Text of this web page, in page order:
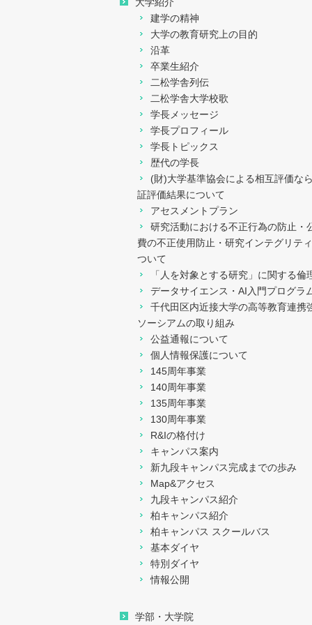
建学の精神
大学の教育研究上の目的
沿革
卒業生紹介
二松学舎列伝
二松学舎大学校歌
学長メッセージ
学長プロフィール
学長トピックス
歴代の学長
(財)大学基準協会による相互評価な
証評価結果について
アセスメントプラン
研究活動における不正行為の防止・
費の不正使用防止・研究インテグリテ
ついて
「人を対象とする研究」に関する倫
データサイエンス・AI入門プログラ
千代田区内近接大学の高等教育連携
ソーシアムの取り組み
公益通報について
個人情報保護について
145周年事業
140周年事業
135周年事業
130周年事業
R&Iの格付け
キャンパス案内
新九段キャンパス完成までの歩み
Map&アクセス
九段キャンパス紹介
柏キャンパス紹介
柏キャンパス スクールバス
基本ダイヤ
特別ダイヤ
情報公開
学部・大学院